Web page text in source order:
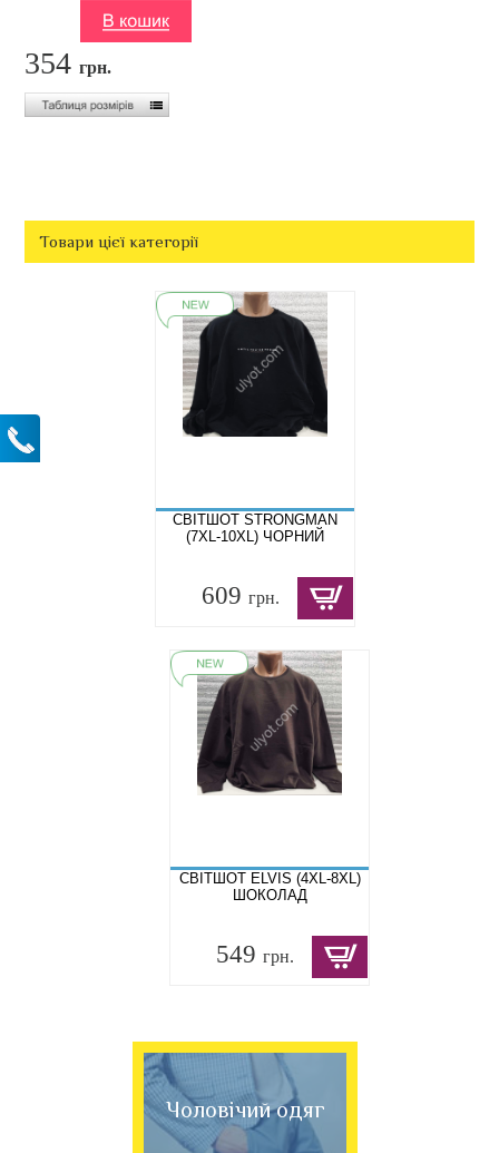
354грн.
Товари цієї категорії
СВІТШОТ STRONGMAN
(7XL-10XL) ЧОРНИЙ
609 грн.
СВІТШОТ ELVIS (4XL-8XL)
ШОКОЛАД
549 грн.
Чоловічий одяг